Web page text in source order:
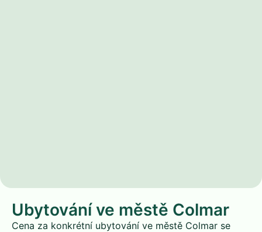
Ubytování ve městě Colmar
Cena za konkrétní ubytování ve městě Colmar se